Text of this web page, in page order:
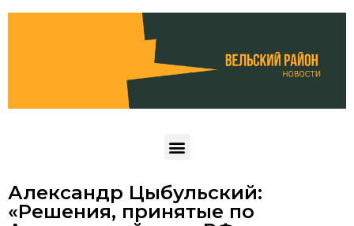
Александр Цыбульский:
«Решения, принятые по